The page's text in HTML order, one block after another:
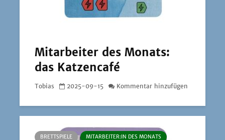
Mitarbeiter des Monats:
das Katzencafé
Tobias 2025-09-15 Kommentar hinzufügen
BRETTSPIELE MITARBEITER:IN DES MONATS